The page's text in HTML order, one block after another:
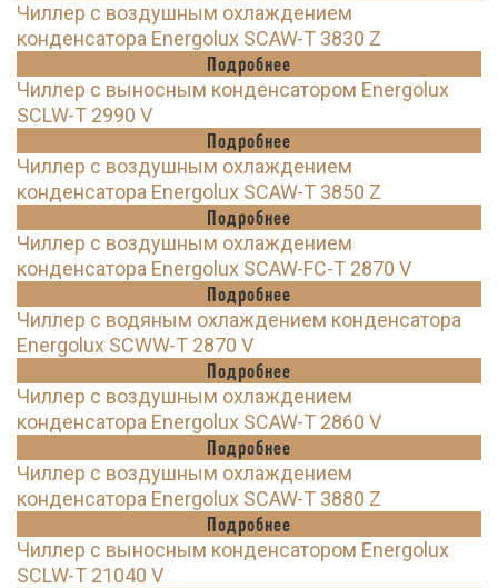
Чиллер с воздушным охлаждением
конденсатора Energolux SCAW-T 3830 Z
Подробнее
Чиллер с выносным конденсатором Energolux
SCLW-T 2990 V
Подробнее
Чиллер с воздушным охлаждением
конденсатора Energolux SCAW-T 3850 Z
Подробнее
Чиллер с воздушным охлаждением
конденсатора Energolux SCAW-FC-T 2870 V
Подробнее
Чиллер с водяным охлаждением конденсатора
Energolux SCWW-T 2870 V
Подробнее
Чиллер с воздушным охлаждением
конденсатора Energolux SCAW-T 2860 V
Подробнее
Чиллер с воздушным охлаждением
конденсатора Energolux SCAW-T 3880 Z
Подробнее
Чиллер с выносным конденсатором Energolux
SCLW-T 21040 V